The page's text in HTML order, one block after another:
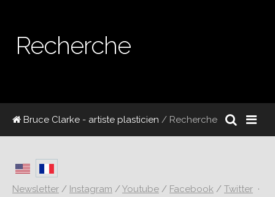
Recherche
Bruce Clarke - artiste plasticien / Recherche
Newsletter / Instagram /Youtube / Facebook / Twitter ·